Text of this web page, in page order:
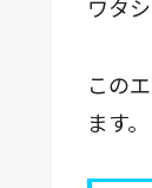
ワタ
この
ます。